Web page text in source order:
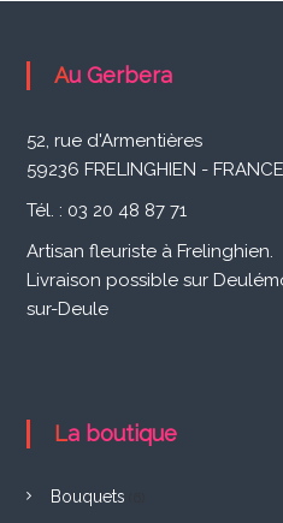
Au Gerbera
52, rue d'Armentières
59236 FRELINGHIEN - FRANCE
Tél. : 03 20 48 87 71
Artisan fleuriste à Frelinghien.
Livraison possible sur
sur-Deule
La boutique
Bouquets